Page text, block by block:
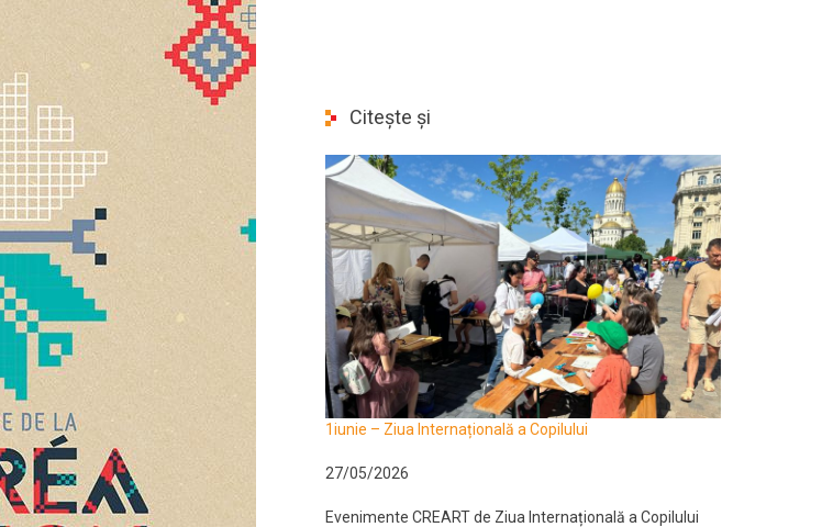
Citește și
1iunie – Ziua Internațională a Copilului
27/05/2026
Evenimente CREART de Ziua Internațională a Copilului